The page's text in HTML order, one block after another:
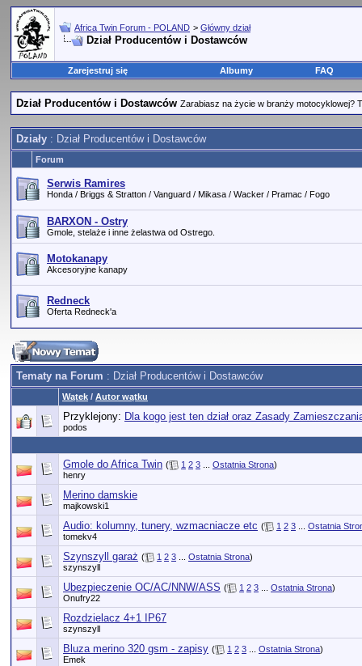
Africa Twin Forum - POLAND > Główny dział
Dział Producentów i Dostawców
Zarejestruj się Albumy FAQ
Dział Producentów i Dostawców Zarabiasz na życie w branży motocyklowej?
Działy : Dział Producentów i Dostawców
Forum
Serwis Ramires
Honda / Briggs & Stratton / Vanguard / Mikasa / Wacker / Pramac / Fogo
BARXON - Ostry
Gmole, stelaże i inne żelastwa od Ostrego.
Motokanapy
Akcesoryjne kanapy
Redneck
Oferta Redneck'a
Tematy na Forum : Dział Producentów i Dostawców
Wątek / Autor wątku
Przyklejony: Dla kogo jest ten dział oraz Zasady
podos
Gmole do Africa Twin ( 1 2 3 Ostatnia Strona)
henry
Merino damskie
majkowski1
Audio: kolumny, tunery, wzmacniacze etc ( 1 2 3
Ostatnia
tomekv4
Szynszyll garaż ( 1 2 3 Ostatnia Strona)
szynszyll
Ubezpieczenie OC/AC/NNW/ASS ( 1 2 3 Ostatnia Strona)
Onufry22
Rozdzielacz 4+1 IP67
szynszyll
Bluza merino 320 gsm - zapisy ( 1 2 3 Ostatnia Strona)
Emek